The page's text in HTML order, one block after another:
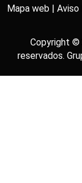
Mapa web | Aviso
Copyright ©
reservados.